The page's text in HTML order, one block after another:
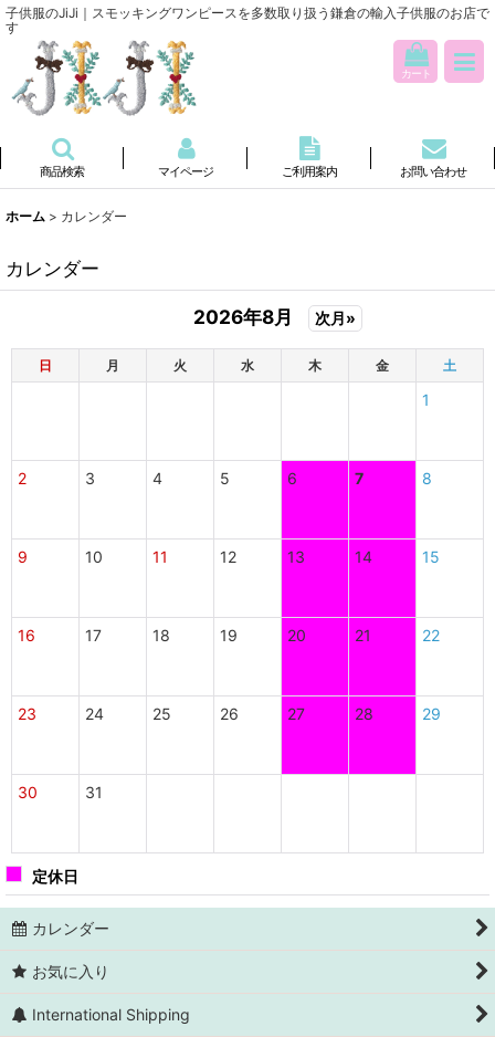
子供服のJiJi｜スモッキングワンピースを多数取り扱う鎌倉の輸入子供服のお店で
す
カート
商品検索 マイページ ご利用案内 お問い合わせ
ホーム > カレンダー
カレンダー
2026年8月 次月»
日 月 火 水 木 金 土
1
2 3 4 5 6 7 8
9 10 11 12 13 14 15
16 17 18 19 20 21 22
23 24 25 26 27 28 29
30 31
定休日
カレンダー
お気に入り
International Shipping